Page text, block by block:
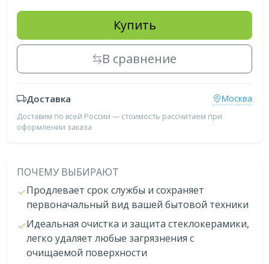
Купить
В сравнение
Доставка Москва
Доставим по всей России — стоимость рассчитаем при
оформлении заказа
ПОЧЕМУ ВЫБИРАЮТ
Продлевает срок службы и сохраняет
первоначальный вид вашей бытовой техники
Идеальная очистка и защита стеклокерамики,
легко удаляет любые загрязнения с
очищаемой поверхности